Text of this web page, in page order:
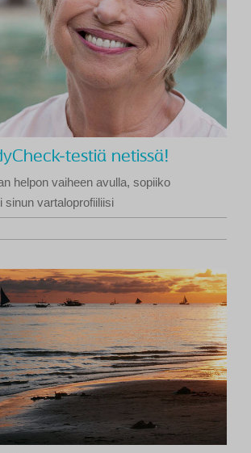
testiä netissä!
helpon vaiheen avulla, sopiiko
sinun vartaloprofiiliisi